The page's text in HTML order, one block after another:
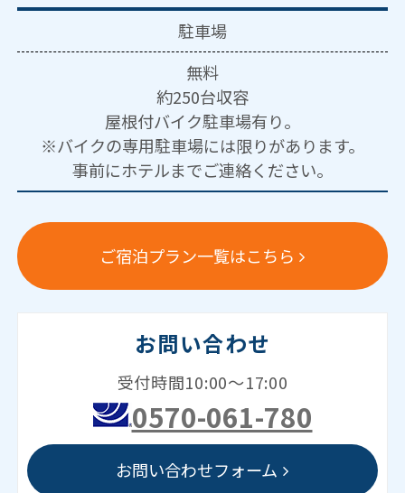
駐車場
無料
約250台収容
屋根付バイク駐車場有り。
※バイクの専用駐車場には限りがあります。
事前にホテルまでご連絡ください。
ご宿泊プラン一覧はこちら
お問い合わせ
受付時間10:00～17:00
0570-061-780
お問い合わせフォーム